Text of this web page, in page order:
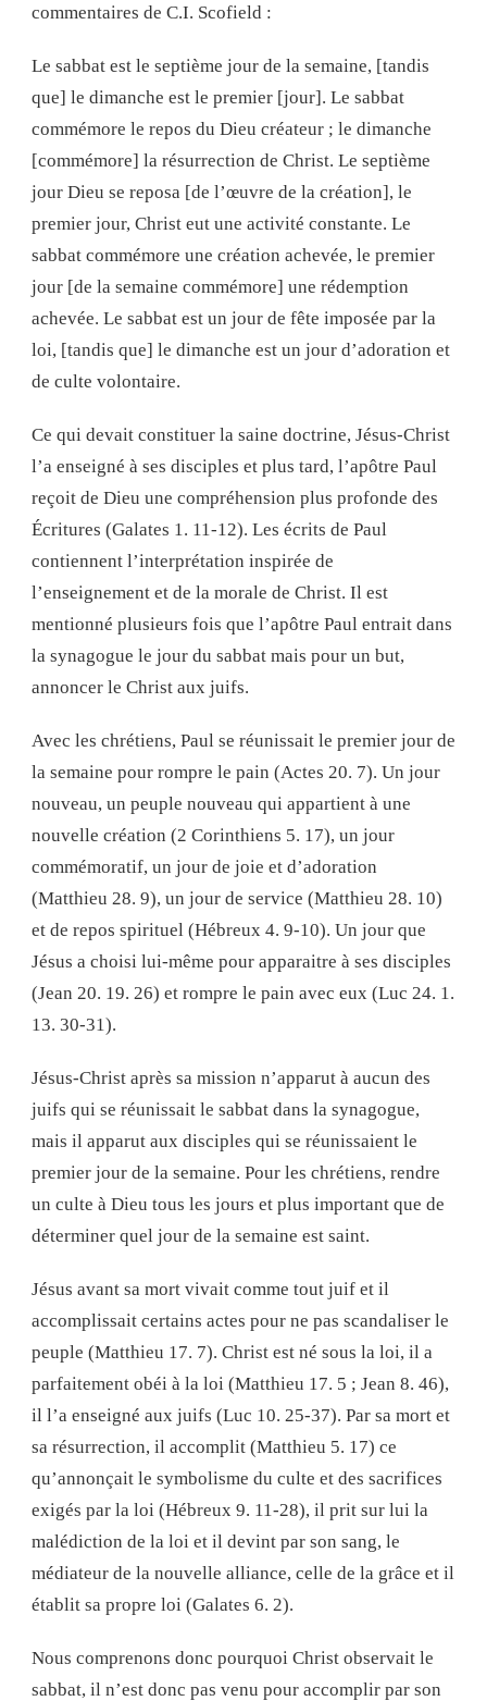
commentaires de C.I. Scofield :
Le sabbat est le septième jour de la semaine, [tandis
que] le dimanche est le premier [jour]. Le sabbat
commémore le repos du Dieu créateur ; le dimanche
[commémore] la résurrection de Christ. Le septième
jour Dieu se reposa [de l’œuvre de la création], le
premier jour, Christ eut une activité constante. Le
sabbat commémore une création achevée, le premier
jour [de la semaine commémore] une rédemption
achevée. Le sabbat est un jour de fête imposée par la
loi, [tandis que] le dimanche est un jour d’adoration et
de culte volontaire.
Ce qui devait constituer la saine doctrine, Jésus-Christ
l’a enseigné à ses disciples et plus tard, l’apôtre Paul
reçoit de Dieu une compréhension plus profonde des
Écritures (Galates 1. 11-12). Les écrits de Paul
contiennent l’interprétation inspirée de
l’enseignement et de la morale de Christ. Il est
mentionné plusieurs fois que l’apôtre Paul entrait dans
la synagogue le jour du sabbat mais pour un but,
annoncer le Christ aux juifs.
Avec les chrétiens, Paul se réunissait le premier jour de
la semaine pour rompre le pain (Actes 20. 7). Un jour
nouveau, un peuple nouveau qui appartient à une
nouvelle création (2 Corinthiens 5. 17), un jour
commémoratif, un jour de joie et d’adoration
(Matthieu 28. 9), un jour de service (Matthieu 28. 10)
et de repos spirituel (Hébreux 4. 9-10). Un jour que
Jésus a choisi lui-même pour apparaitre à ses disciples
(Jean 20. 19. 26) et rompre le pain avec eux (Luc 24. 1.
13. 30-31).
Jésus-Christ après sa mission n’apparut à aucun des
juifs qui se réunissait le sabbat dans la synagogue,
mais il apparut aux disciples qui se réunissaient le
premier jour de la semaine. Pour les chrétiens, rendre
un culte à Dieu tous les jours et plus important que de
déterminer quel jour de la semaine est saint.
Jésus avant sa mort vivait comme tout juif et il
accomplissait certains actes pour ne pas scandaliser le
peuple (Matthieu 17. 7). Christ est né sous la loi, il a
parfaitement obéi à la loi (Matthieu 17. 5 ; Jean 8. 46),
il l’a enseigné aux juifs (Luc 10. 25-37). Par sa mort et
sa résurrection, il accomplit (Matthieu 5. 17) ce
qu’annonçait le symbolisme du culte et des sacrifices
exigés par la loi (Hébreux 9. 11-28), il prit sur lui la
malédiction de la loi et il devint par son sang, le
médiateur de la nouvelle alliance, celle de la grâce et il
établit sa propre loi (Galates 6. 2).
Nous comprenons donc pourquoi Christ observait le
sabbat, il n’est donc pas venu pour accomplir par son